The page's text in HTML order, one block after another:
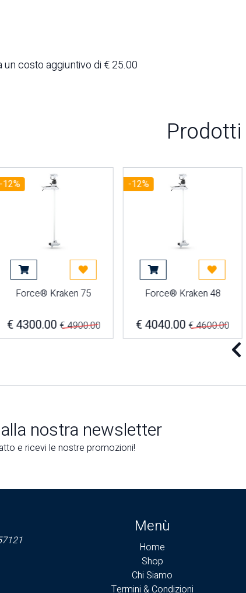
costo aggiuntivo di € 25.00
tardiAggiungi al carrelloAcquista più tardi
Force® Kraken 75
€ 4300.00 € 4900.00
-12%
Aggiungi al carrello
Force® Kraken 48
€ 4040.00 € 4600.00
-12%
nostra newsletter
e ricevi le nostre promozioni!
Menù
Home
Shop
Chi Siamo
Termini & Condizioni